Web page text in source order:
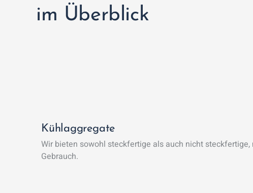
im Überblick
Kühlaggregate
Wir bieten sowohl steckfertige als auch nicht
Gebrauch.